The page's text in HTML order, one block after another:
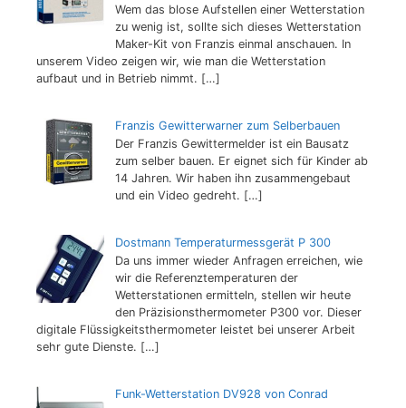
Wem das blose Aufstellen einer Wetterstation
zu wenig ist, sollte sich dieses Wetterstation
Maker-Kit von Franzis einmal anschauen. In
unserem Video zeigen wir, wie man die Wetterstation
aufbaut und in Betrieb nimmt. […]
Franzis Gewitterwarner zum Selberbauen
Der Franzis Gewittermelder ist ein Bausatz
zum selber bauen. Er eignet sich für Kinder ab
14 Jahren. Wir haben ihn zusammengebaut
und ein Video gedreht. […]
Dostmann Temperaturmessgerät P 300
Da uns immer wieder Anfragen erreichen, wie
wir die Referenztemperaturen der
Wetterstationen ermitteln, stellen wir heute
den Präzisionsthermometer P300 vor. Dieser
digitale Flüssigkeitsthermometer leistet bei unserer Arbeit
sehr gute Dienste. […]
Funk-Wetterstation DV928 von Conrad